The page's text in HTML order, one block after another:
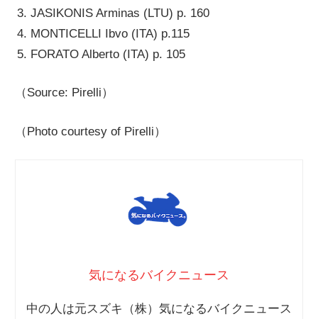
JASIKONIS Arminas (LTU) p. 160
MONTICELLI Ibvo (ITA) p.115
FORATO Alberto (ITA) p. 105
（Source: Pirelli）
（Photo courtesy of Pirelli）
気になるバイクニュース
中の人は元スズキ（株）気になるバイクニュース